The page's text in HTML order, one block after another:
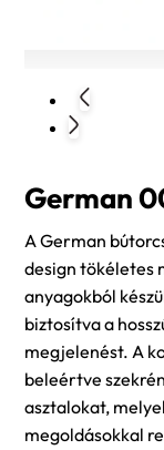
German
A German
design tökéletes
anyagokból
biztosítva a
megjelenést. A
beleértve
asztalokat,
megoldásokkal